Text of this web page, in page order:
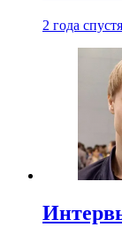
2 года спустя